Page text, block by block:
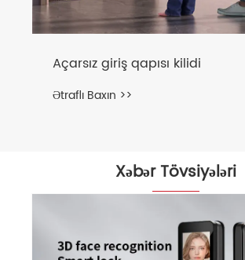
Açarsız giriş qapısı kilidi
Ətraflı Baxın >>
Xəbər Tövsiyələri